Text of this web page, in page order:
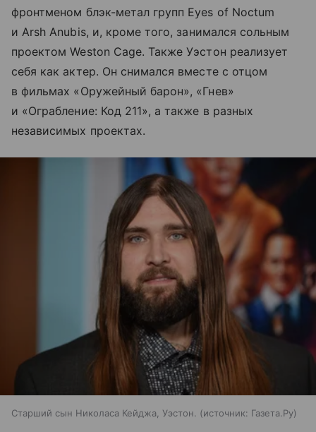
фронтменом блэк-метал групп Eyes of Noctum
и Arsh Anubis, и, кроме того, занимался сольным
проектом Weston Cage. Также Уэстон реализует
себя как актер. Он снимался вместе с отцом
в фильмах «Оружейный барон», «Гнев»
и «Ограбление: Код 211», а также в разных
независимых проектах.
Старший сын Николаса Кейджа, Уэстон. источник: Газета.Ру